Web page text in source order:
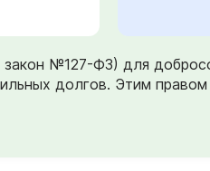
№127-ФЗ) для
долгов. Этим